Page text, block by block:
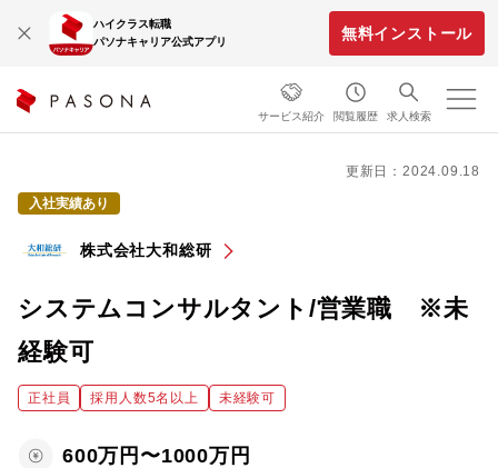
ハイクラス転職
パソナキャリア公式アプリ
無料インストール
サービス紹介 閲覧履歴 求人検索
更新日：2024.09.18
入社実績あり
株式会社大和総研
システムコンサルタント/営業職 ※未
経験可
正社員 採用人数5名以上 未経験可
600万円〜1000万円